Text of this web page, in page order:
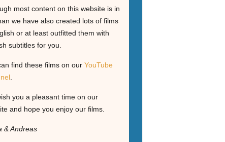
most content on this website is in
we have also created lots of films
or at least outfitted them with
subtitles for you.
find these films on our YouTube
.
you a pleasant time on our
and hope you enjoy our films.
& Andreas